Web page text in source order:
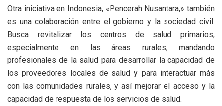
Otra iniciativa en Indonesia, «Pencerah Nusantara,» también
es una colaboración entre el gobierno y la sociedad civil.
Busca revitalizar los centros de salud primarios,
especialmente en las áreas rurales, mandando
profesionales de la salud para desarrollar la capacidad de
los proveedores locales de salud y para interactuar más
con las comunidades rurales, y así mejorar el acceso y la
capacidad de respuesta de los servicios de salud.